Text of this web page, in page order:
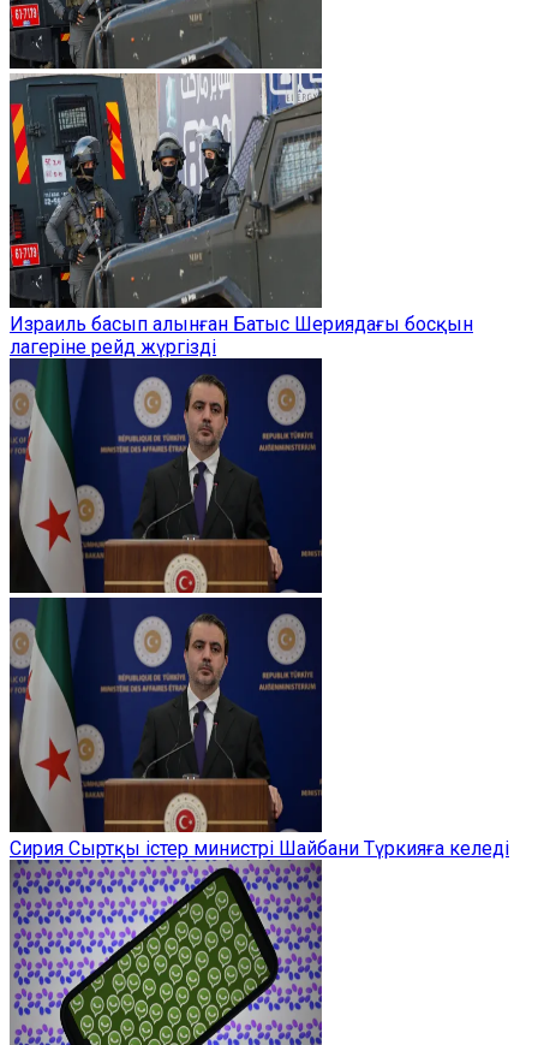
Израиль басып алынған Батыс Шериядағы босқын
лагеріне рейд жүргізді
Сирия Сыртқы істер министрі Шайбани Түркияға келеді